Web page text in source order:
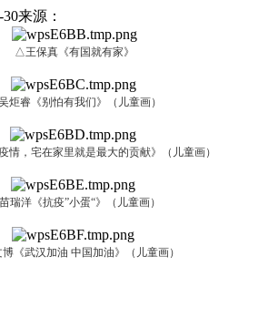
30来源：
△王保真《有国就有家》
炬睿《别怕有我们》（儿童画）
情，宅在家里就是最大的贡献》（儿童画）
瑞洋《抗疫”小蛋“》（儿童画）
《武汉加油 中国加油》（儿童画）